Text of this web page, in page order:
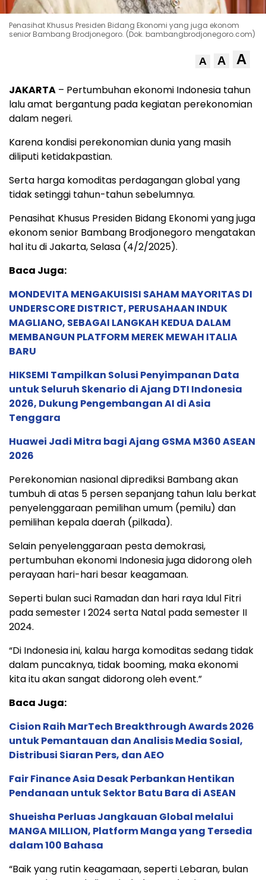
Penasihat Khusus Presiden Bidang Ekonomi yang juga ekonom
senior Bambang Brodjonegoro. (Dok. bambangbrodjonegoro.com)
A A A
JAKARTA – Pertumbuhan ekonomi Indonesia tahun
lalu amat bergantung pada kegiatan perekonomian
dalam negeri.
Karena kondisi perekonomian dunia yang masih
diliputi ketidakpastian.
Serta harga komoditas perdagangan global yang
tidak setinggi tahun-tahun sebelumnya.
Penasihat Khusus Presiden Bidang Ekonomi yang juga
ekonom senior Bambang Brodjonegoro mengatakan
hal itu di Jakarta, Selasa (4/2/2025).
Baca Juga:
MONDEVITA MENGAKUISISI SAHAM MAYORITAS DI
UNDERSCORE DISTRICT, PERUSAHAAN INDUK
MAGLIANO, SEBAGAI LANGKAH KEDUA DALAM
MEMBANGUN PLATFORM MEREK MEWAH ITALIA
BARU
HIKSEMI Tampilkan Solusi Penyimpanan Data
untuk Seluruh Skenario di Ajang DTI Indonesia
2026, Dukung Pengembangan AI di Asia
Tenggara
Huawei Jadi Mitra bagi Ajang GSMA M360 ASEAN
2026
Perekonomian nasional diprediksi Bambang akan
tumbuh di atas 5 persen sepanjang tahun lalu berkat
penyelenggaraan pemilihan umum (pemilu) dan
pemilihan kepala daerah (pilkada).
Selain penyelenggaraan pesta demokrasi,
pertumbuhan ekonomi Indonesia juga didorong oleh
perayaan hari-hari besar keagamaan.
Seperti bulan suci Ramadan dan hari raya Idul Fitri
pada semester I 2024 serta Natal pada semester II
2024.
“Di Indonesia ini, kalau harga komoditas sedang tidak
dalam puncaknya, tidak booming, maka ekonomi
kita itu akan sangat didorong oleh event.”
Baca Juga:
Cision Raih MarTech Breakthrough Awards 2026
untuk Pemantauan dan Analisis Media Sosial,
Distribusi Siaran Pers, dan AEO
Fair Finance Asia Desak Perbankan Hentikan
Pendanaan untuk Sektor Batu Bara di ASEAN
Shueisha Perluas Jangkauan Global melalui
MANGA MILLION, Platform Manga yang Tersedia
dalam 100 Bahasa
“Baik yang rutin keagamaan, seperti Lebaran, bulan